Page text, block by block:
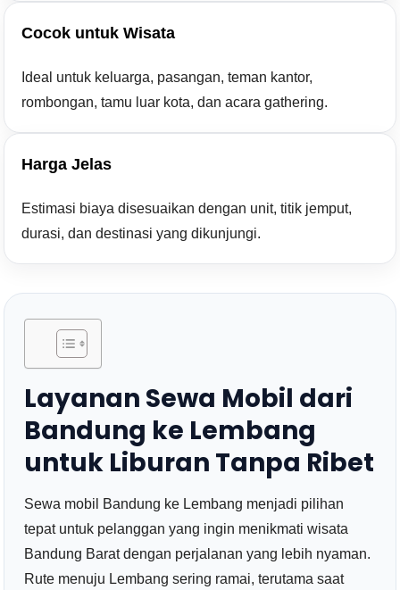
Cocok untuk Wisata
Ideal untuk keluarga, pasangan, teman kantor,
rombongan, tamu luar kota, dan acara gathering.
Harga Jelas
Estimasi biaya disesuaikan dengan unit, titik jemput,
durasi, dan destinasi yang dikunjungi.
Layanan Sewa Mobil dari
Bandung ke Lembang
untuk Liburan Tanpa Ribet
Sewa mobil Bandung ke Lembang menjadi pilihan
tepat untuk pelanggan yang ingin menikmati wisata
Bandung Barat dengan perjalanan yang lebih nyaman.
Rute menuju Lembang sering ramai, terutama saat